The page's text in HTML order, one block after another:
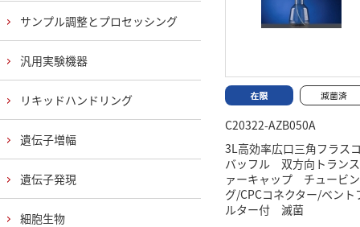
C20322-AZB050A
3L高効率広口三角フラ
バッフル 双方向トラン
ァーキャップ チュービン
グ/CPCコネクター/ベント
ルター付 滅菌
サンプル調整とプロセッシング
汎用実験機器
リキッドハンドリング
遺伝子増幅
遺伝子発現
細胞生物